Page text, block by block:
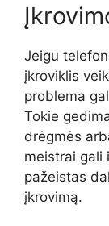
Jeigu
įkroviklis
problema
Tokie
drėgmės
meistrai gali
pažeistas
įkrovimą.